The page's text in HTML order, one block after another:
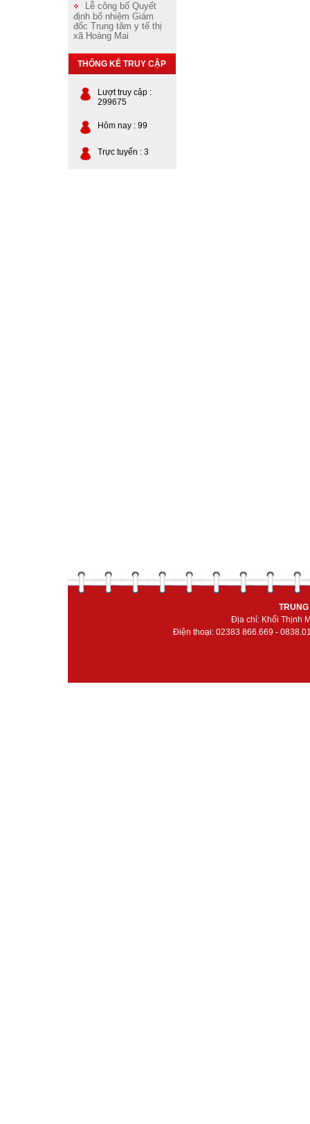
Lễ công bố Quyết
định bổ nhiệm Giám
đốc Trung tâm y tế thị
xã Hoàng Mai
THỐNG KÊ TRUY CẬP
Lượt truy cập :
299675
Hôm nay : 99
Trực tuyến : 3
Địa chỉ: Khối Thịnh
Điện thoại: 02383 866.669 -